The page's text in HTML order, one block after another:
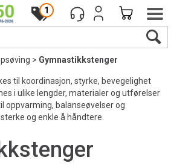
1
>Gymnastikkstenger
til koordinasjon, styrke, bevegelighet
i ulike lengder, materialer og utførelser
oppvarming, balanseøvelser og
og enkle å håndtere.